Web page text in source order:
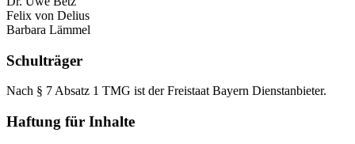
Felix von Delius
Barbara Lämmel
Schulträger
Nach § 7 Absatz 1 TMG ist der Freistaat Bayern Dienstanbieter.
Haftung für Inhalte